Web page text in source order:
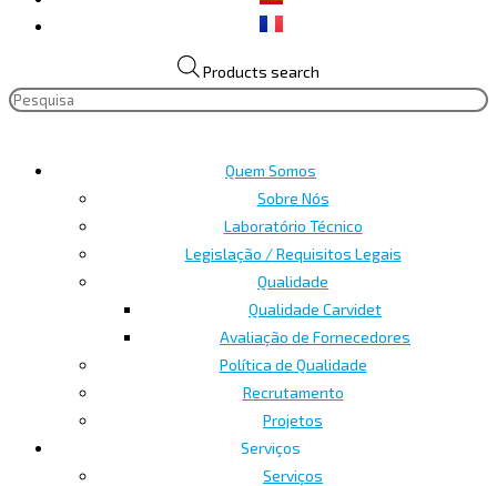
Products search
Quem Somos
Sobre Nós
Laboratório Técnico
Legislação / Requisitos Legais
Qualidade
Qualidade Carvidet
Avaliação de Fornecedores
Política de Qualidade
Recrutamento
Projetos
Serviços
Serviços